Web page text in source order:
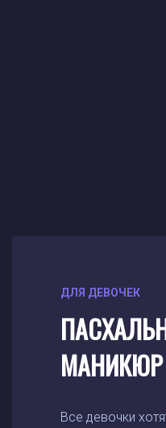
ДЛЯ ДЕВОЧЕК
МАНИКЮР
Все девочки